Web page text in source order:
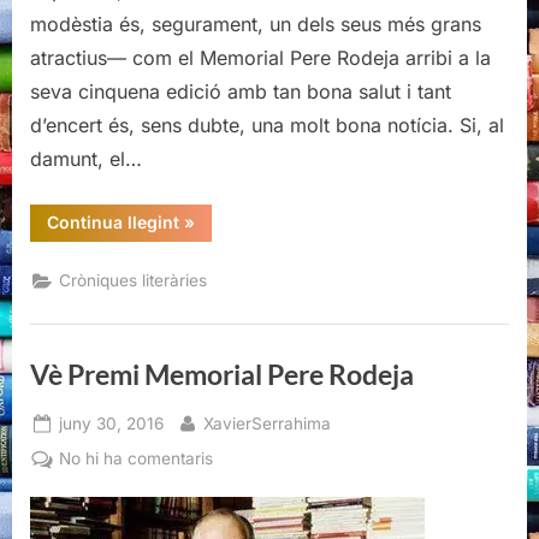
modèstia és, segurament, un dels seus més grans
atractius— com el Memorial Pere Rodeja arribi a la
seva cinquena edició amb tan bona salut i tant
d’encert és, sens dubte, una molt bona notícia. Si, al
damunt, el…
Continua llegint“Vè
Premi
Pere
Rodeja”
»
Cròniques literàries
Vè Premi Memorial Pere Rodeja
Posted
on
juny 30, 2016 By
XavierSerrahima
No hi ha comentarisa
Premi